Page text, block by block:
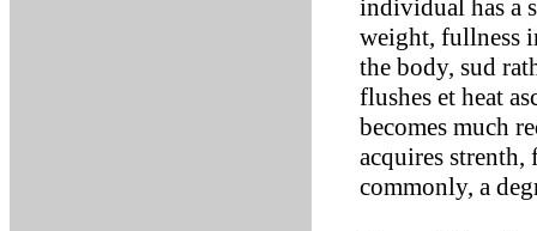
individual has a
weight, fullness
the body, sud
flushes et heat
becomes much
acquires strenth,
commonly, a